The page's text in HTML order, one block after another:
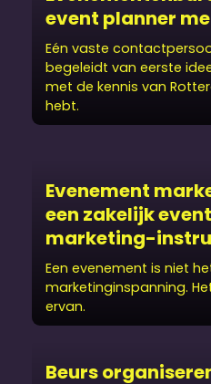
event planner
Eén vaste
begeleidt van eerste
met de kennis van
hebt.
Evenement
een zakelijk
marketing-
Een evenement is niet
marketinginspanning.
ervan.
Beurs